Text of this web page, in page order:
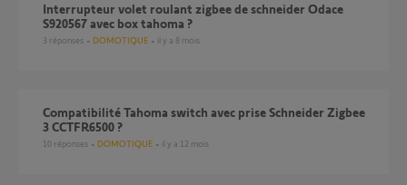
Interrupteur volet roulant zigbee de schneider Odace
S920567 avec box tahoma ?
3 réponses DOMOTIQUE il y a 8 mois
Compatibilité Tahoma switch avec prise Schneider Zigbee
3 CCTFR6500 ?
10 réponses DOMOTIQUE il y a 12 mois